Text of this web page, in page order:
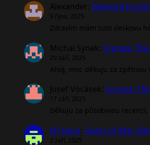
další
herní
značku
Alexander: Desková hra
9 října, 2025
Zdravím mám tuto deskovu
Michal Synek: Cronos:
29 září, 2025
Ahoj, moc děkuju za zpětnou
Josef Vocásek: Cronos:
17 září, 2025
Děkuju za působivou
Jiří Hora: Gears of War:
2 září, 2025